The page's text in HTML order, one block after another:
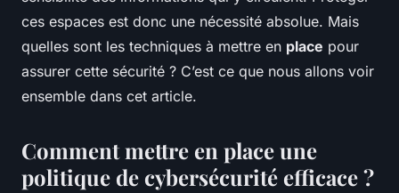
ces espaces est donc une nécessité absolue. Mais
quelles sont les techniques à mettre en place pour
assurer cette sécurité ? C’est ce que nous allons voir
ensemble dans cet article.
Comment mettre en place une
politique de cybersécurité efficace ?